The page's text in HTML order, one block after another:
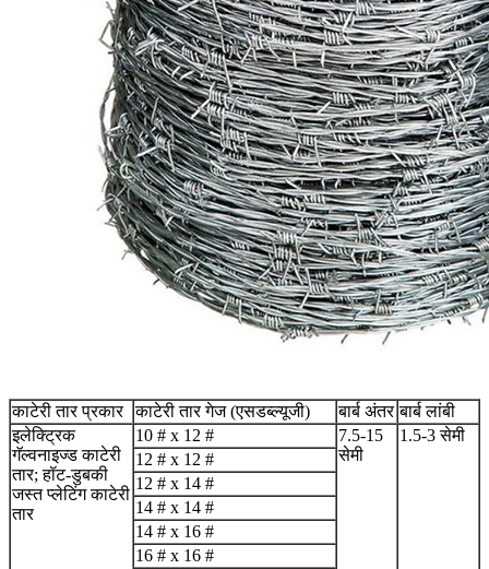
काटेरी तार प्रकार काटेरी तार गेज (एसडब्ल्यूजी) बार्ब अंतर बार्ब लांबी
इलेक्ट्रिक
गॅल्वनाइज्ड काटेरी
तार; हॉट-डुबकी
जस्त प्लेटिंग काटेरी
तार
10 # x 12 #
7.5-15
सेमी
1.5-3 सेमी
12 # x 12 #
12 # x 14 #
14 # x 14 #
14 # x 16 #
16 # x 16 #